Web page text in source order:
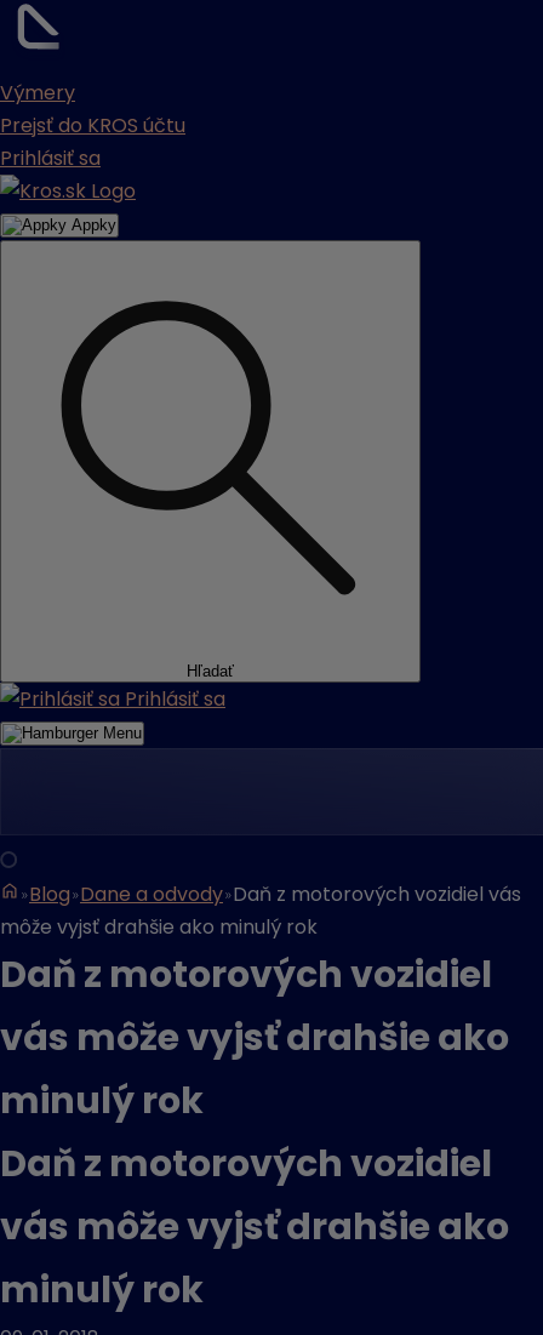
Výmery
Prejsť do KROS účtu
Prihlásiť sa
Appky
Hľadať
Prihlásiť sa
Menu
Blog Dane a odvody Daň z motorových vozidiel vás
môže vyjsť drahšie ako minulý rok
Daň z motorových vozidiel
vás môže vyjsť drahšie ako
minulý rok
Daň z motorových vozidiel
vás môže vyjsť drahšie ako
minulý rok